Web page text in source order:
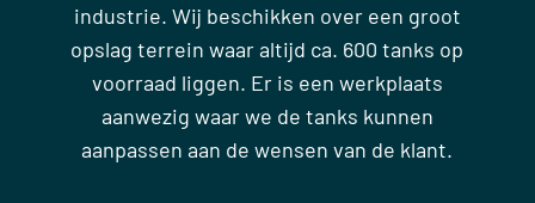
industrie. Wij beschikken over een groot
opslag terrein waar altijd ca. 600 tanks op
voorraad liggen. Er is een werkplaats
aanwezig waar we de tanks kunnen
aanpassen aan de wensen van de klant.